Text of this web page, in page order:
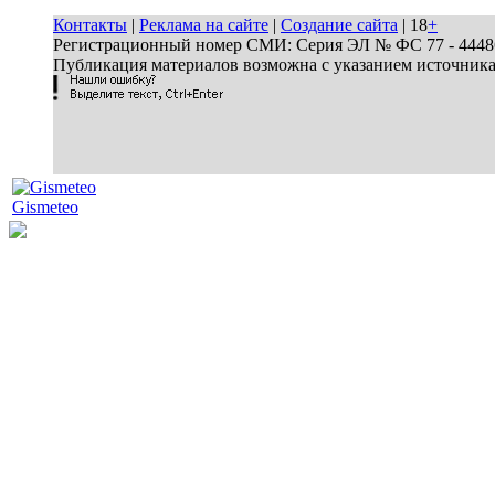
Контакты | Реклама на сайте | Создание сайта | 18+
Регистрационный номер СМИ: Серия ЭЛ № ФС 77 - 44486
Публикация материалов возможна с указанием
Gismeteo